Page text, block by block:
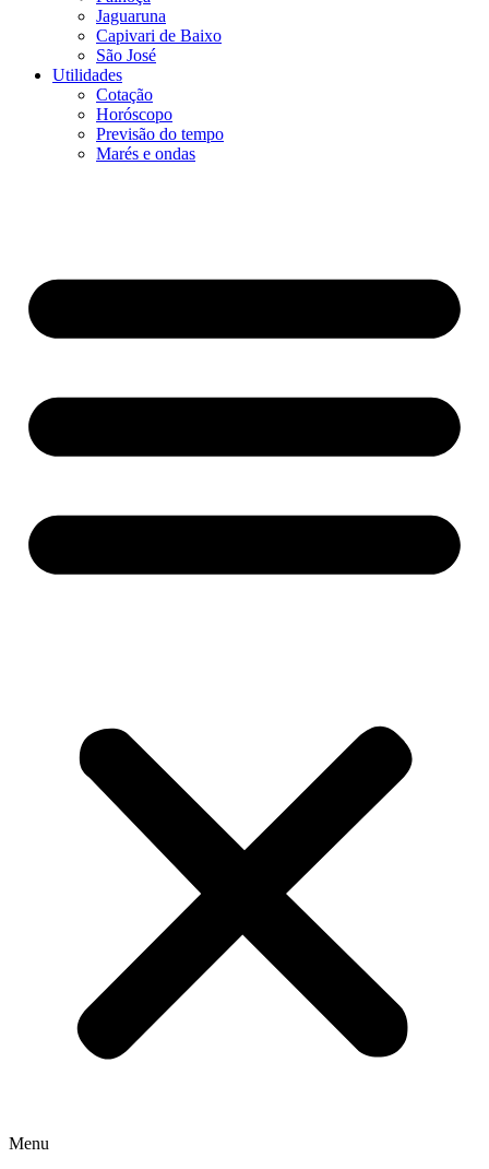
Jaguaruna
Capivari de Baixo
São José
Utilidades
Cotação
Horóscopo
Previsão do tempo
Marés e ondas
Menu